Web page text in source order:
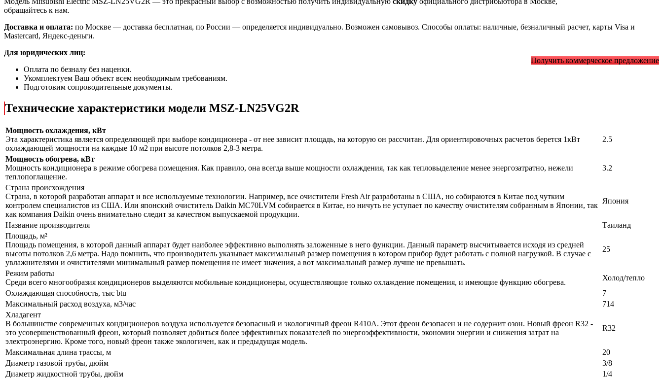
обращайтесь к нам.
Доставка и оплата: по Москве — доставка бесплатная, по России — определяется индивидуально. Возможен самовывоз. Способы оплаты: наличные, безналичный расчет, карты Visa и
Mastercard, Яндекс-деньги.
Получить коммерческое предложение
Для юридических лиц:
Оплата по безналу без наценки.
Укомплектуем Ваш объект всем необходимым требованиям.
Подготовим сопроводительные документы.
Технические характеристики модели MSZ-LN25VG2R
Мощность охлаждения, кВт
Эта характеристика является определяющей при выборе кондиционера - от нее зависит площадь, на которую он рассчитан. Для ориентировочных расчетов берется 1кВт
охлаждающей мощности на каждые 10 м2 при высоте потолков 2,8-3 метра.
2.5
Мощность обогрева, кВт
Мощность кондиционера в режиме обогрева помещения. Как правило, она всегда выше мощности охлаждения, так как тепловыделение менее энергозатратно, нежели
теплопоглащение.
3.2
Страна происхождения
Страна, в которой разработан аппарат и все используемые технологии. Например, все очистители Fresh Air разработаны в США, но собираются в Китае под чутким
контролем специалистов из США. Или японский очиститель Daikin MC70LVM собирается в Китае, но ничуть не уступает по качеству очистителям собранным в Японии, так
как компания Daikin очень внимательно следит за качеством выпускаемой продукции.
Япония
Название производителя
Таиланд
Площадь, м²
Площадь помещения, в которой данный аппарат будет наиболее эффективно выполнять заложенные в него функции. Данный параметр высчитывается исходя из средней
высоты потолков 2,6 метра. Надо помнить, что производитель указывает максимальный размер помещения в котором прибор будет работать с полной нагрузкой. В случае с
увлажнителями и очистителями минимальный размер помещения не имеет значения, а вот максимальный размер лучше не превышать.
25
Режим работы
Среди всего многообразия кондиционеров выделяются мобильные кондиционеры, осуществляющие только охлаждение помещения, и имеющие функцию обогрева.
Холод/тепло
Охлаждающая способность, тыс btu
7
Максимальный расход воздуха, м3/час
714
Хладагент
В большинстве современных кондиционеров воздуха используется безопасный и экологичный фреон R410A. Этот фреон безопасен и не содержит озон. Новый фреон R32 -
это усовершенствованный фреон, который позволяет добиться более эффективных показателей по энергоэффективности, экономии энергии и снижения затрат на
электроэнергию. Кроме того, новый фреон также экологичен, как и предыдущая модель.
R32
Максимальная длина трассы, м
20
Диаметр газовой трубы, дюйм
3/8
Диаметр жидкостной трубы, дюйм
1/4